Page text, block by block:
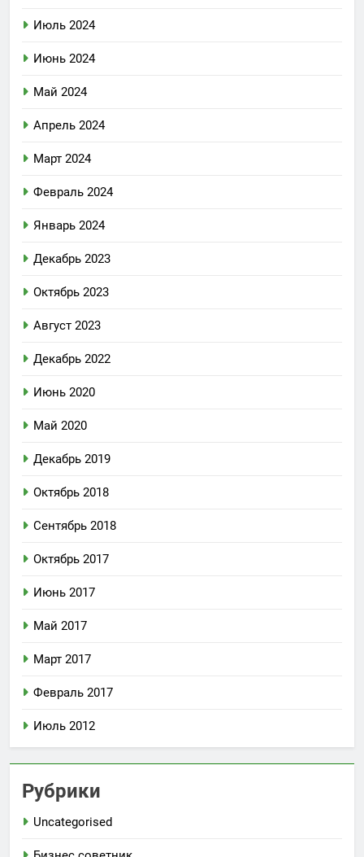
Июль 2024
Июнь 2024
Май 2024
Апрель 2024
Март 2024
Февраль 2024
Январь 2024
Декабрь 2023
Октябрь 2023
Август 2023
Декабрь 2022
Июнь 2020
Май 2020
Декабрь 2019
Октябрь 2018
Сентябрь 2018
Октябрь 2017
Июнь 2017
Май 2017
Март 2017
Февраль 2017
Июль 2012
Рубрики
Uncategorised